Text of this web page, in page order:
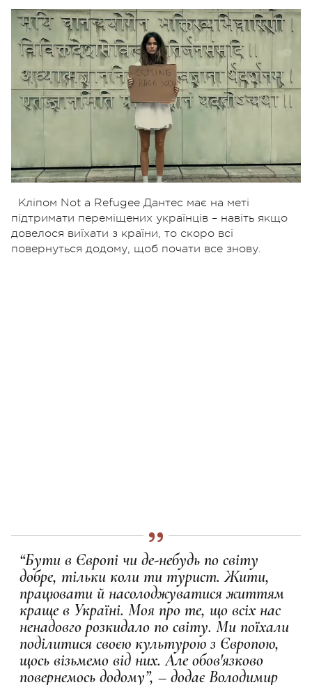
Кліпом Not a Refugee Дантес має на меті
підтримати переміщених українців – навіть якщо
довелося виїхати з країни, то скоро всі
повернуться додому, щоб почати все знову.
“Бути в Європі чи де-небудь по світу
добре, тільки коли ти турист. Жити,
працювати й насолоджуватися життям
краще в Україні. Моя про те, що всіх нас
ненадовго розкидало по світу. Ми поїхали
поділитися своєю культурою з Європою,
щось візьмемо від них. Але обов'язково
повернемось додому”, – додає Володимир